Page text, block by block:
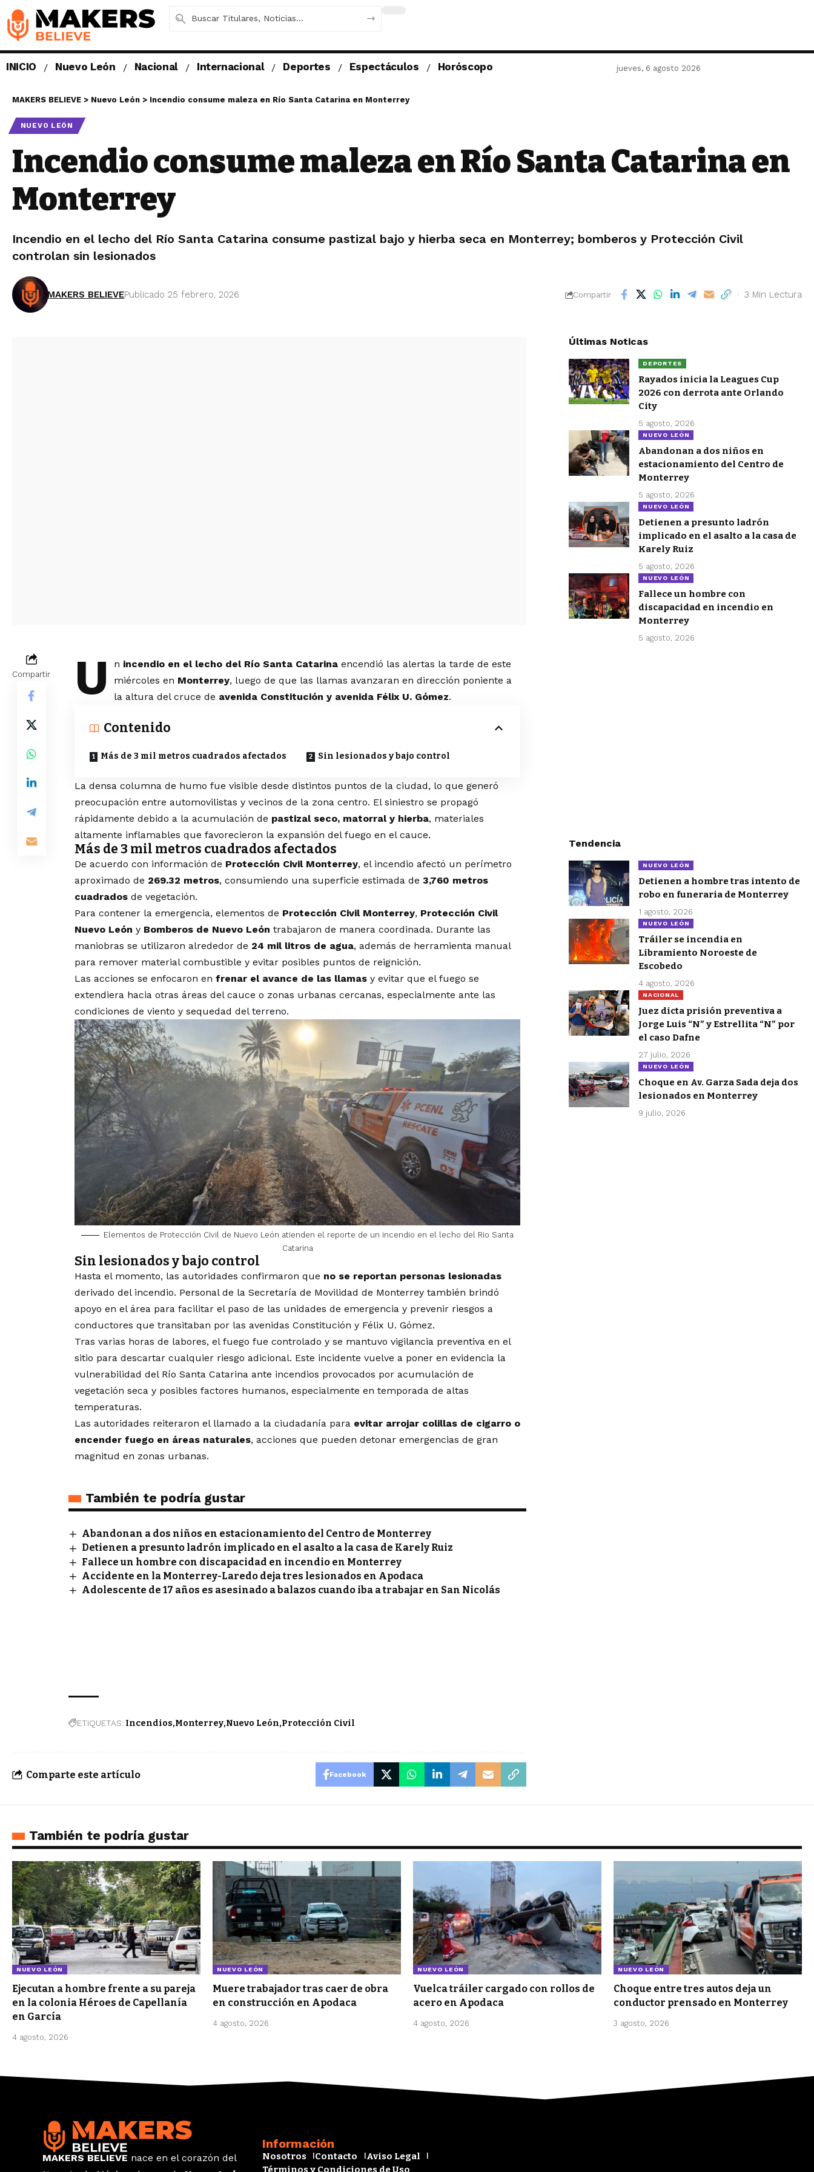
INICIO Nuevo León Nacional Internacional Deportes Espectáculos Horóscopo jueves, 6 agosto 2026
MAKERS BELIEVE > Nuevo León > Incendio consume maleza en Río Santa Catarina en Monterrey
NUEVO LEÓN
Incendio consume maleza en Río Santa Catarina en
Monterrey
Incendio en el lecho del Río Santa Catarina consume pastizal bajo y hierba seca en Monterrey; bomberos y Protección Civil
controlan sin lesionados
MAKERS BELIEVEPublicado 25 febrero, 2026 Compartir 3 Min Lectura
Compartir U n incendio en el lecho del Río Santa Catarina encendió las alertas la tarde de este
miércoles en Monterrey, luego de que las llamas avanzaran en dirección poniente a
la altura del cruce de avenida Constitución y avenida Félix U. Gómez.
Contenido
Más de 3 mil metros cuadrados afectados Sin lesionados y bajo control
La densa columna de humo fue visible desde distintos puntos de la ciudad, lo que generó
preocupación entre automovilistas y vecinos de la zona centro. El siniestro se propagó
rápidamente debido a la acumulación de pastizal seco, matorral y hierba, materiales
altamente inflamables que favorecieron la expansión del fuego en el cauce.
Más de 3 mil metros cuadrados afectados
De acuerdo con información de Protección Civil Monterrey, el incendio afectó un perímetro
aproximado de 269.32 metros, consumiendo una superficie estimada de 3,760 metros
cuadrados de vegetación.
Para contener la emergencia, elementos de Protección Civil Monterrey, Protección Civil
Nuevo León y Bomberos de Nuevo León trabajaron de manera coordinada. Durante las
maniobras se utilizaron alrededor de 24 mil litros de agua, además de herramienta manual
para remover material combustible y evitar posibles puntos de reignición.
Las acciones se enfocaron en frenar el avance de las llamas y evitar que el fuego se
extendiera hacia otras áreas del cauce o zonas urbanas cercanas, especialmente ante las
condiciones de viento y sequedad del terreno.
Elementos de Protección Civil de Nuevo León atienden el reporte de un incendio en el lecho del Rio Santa
Catarina
Sin lesionados y bajo control
Hasta el momento, las autoridades confirmaron que no se reportan personas lesionadas
derivado del incendio. Personal de la Secretaría de Movilidad de Monterrey también brindó
apoyo en el área para facilitar el paso de las unidades de emergencia y prevenir riesgos a
conductores que transitaban por las avenidas Constitución y Félix U. Gómez.
Tras varias horas de labores, el fuego fue controlado y se mantuvo vigilancia preventiva en el
sitio para descartar cualquier riesgo adicional. Este incidente vuelve a poner en evidencia la
vulnerabilidad del Río Santa Catarina ante incendios provocados por acumulación de
vegetación seca y posibles factores humanos, especialmente en temporada de altas
temperaturas.
Las autoridades reiteraron el llamado a la ciudadanía para evitar arrojar colillas de cigarro o
encender fuego en áreas naturales, acciones que pueden detonar emergencias de gran
magnitud en zonas urbanas.
También te podría gustar
Abandonan a dos niños en estacionamiento del Centro de Monterrey
Detienen a presunto ladrón implicado en el asalto a la casa de Karely Ruiz
Fallece un hombre con discapacidad en incendio en Monterrey
Accidente en la Monterrey-Laredo deja tres lesionados en Apodaca
Adolescente de 17 años es asesinado a balazos cuando iba a trabajar en San Nicolás
ETIQUETAS: Incendios Monterrey Nuevo León Protección Civil
Comparte este artículo Facebook
Últimas Noticas
DEPORTES
Rayados inicia la Leagues Cup
2026 con derrota ante Orlando
City
5 agosto, 2026
NUEVO LEÓN
Abandonan a dos niños en
estacionamiento del Centro de
Monterrey
5 agosto, 2026
NUEVO LEÓN
Detienen a presunto ladrón
implicado en el asalto a la casa de
Karely Ruiz
5 agosto, 2026
NUEVO LEÓN
Fallece un hombre con
discapacidad en incendio en
Monterrey
5 agosto, 2026
Tendencia
NUEVO LEÓN
Detienen a hombre tras intento de
robo en funeraria de Monterrey
1 agosto, 2026
NUEVO LEÓN
Tráiler se incendia en
Libramiento Noroeste de
Escobedo
4 agosto, 2026
NACIONAL
Juez dicta prisión preventiva a
Jorge Luis “N” y Estrellita “N” por
el caso Dafne
27 julio, 2026
NUEVO LEÓN
Choque en Av. Garza Sada deja dos
lesionados en Monterrey
9 julio, 2026
También te podría gustar
NUEVO LEÓN
Ejecutan a hombre frente a su pareja
en la colonia Héroes de Capellanía
en García
4 agosto, 2026
NUEVO LEÓN
Muere trabajador tras caer de obra
en construcción en Apodaca
4 agosto, 2026
NUEVO LEÓN
Vuelca tráiler cargado con rollos de
acero en Apodaca
4 agosto, 2026
NUEVO LEÓN
Choque entre tres autos deja un
conductor prensado en Monterrey
3 agosto, 2026
MAKERS BELIEVE nace en el corazón del
Información
Nosotros Contacto
Aviso Legal
Términos y Condiciones de Uso